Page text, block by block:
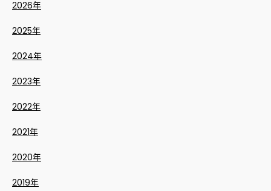
2026年
2025年
2024年
2023年
2022年
2021年
2020年
2019年